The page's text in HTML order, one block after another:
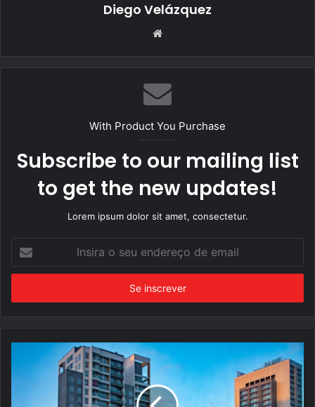
Diego Velázquez
Website
With Product You Purchase
Subscribe to our mailing list
to get the new updates!
Lorem ipsum dolor sit amet, consectetur.
seu
de